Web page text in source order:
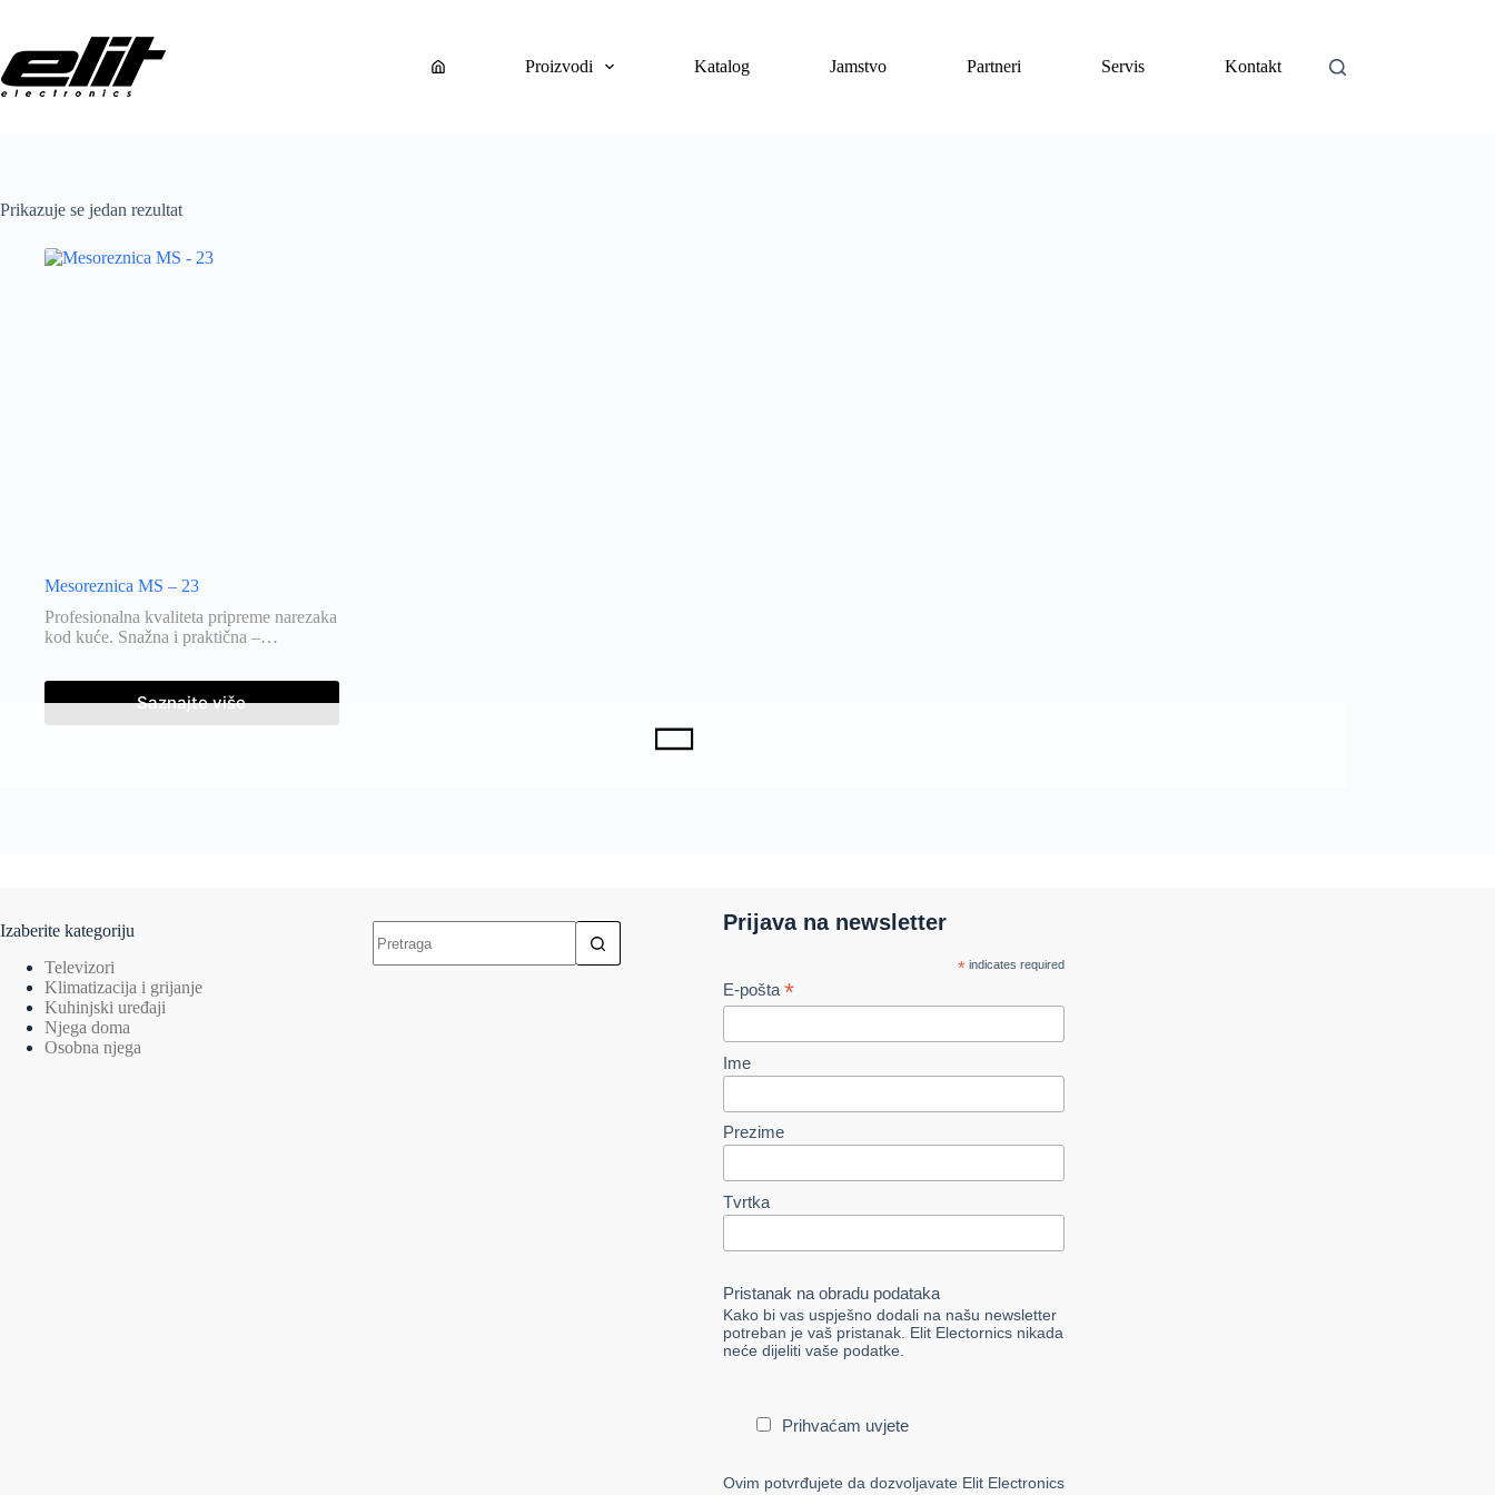
sadržaj
Proizvodi Katalog Jamstvo Partneri Servis Kontakt
Prikazuje se jedan rezultat
Mesoreznica MS – 23
Profesionalna kvaliteta pripreme narezaka
kod kuće. Snažna i praktična –…
Saznajte više
Izaberite kategoriju
Televizori
Klimatizacija i grijanje
Kuhinjski uređaji
Njega doma
Osobna njega
Prijava na newsletter
*indicates required
E-pošta *
Ime
Prezime
Tvrtka
Pristanak na obradu podataka
Kako bi vas uspješno dodali na našu newsletter
potreban je vaš pristanak. Elit Electornics nikada
neće dijeliti vaše podatke.
Prihvaćam uvjete
Ovim potvrđujete da dozvoljavate Elit Electronics